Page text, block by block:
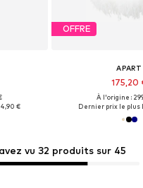
vu 32 produits sur 45
€
OFFRE
APART
175,20
À l'origine :
Dernier prix le plus